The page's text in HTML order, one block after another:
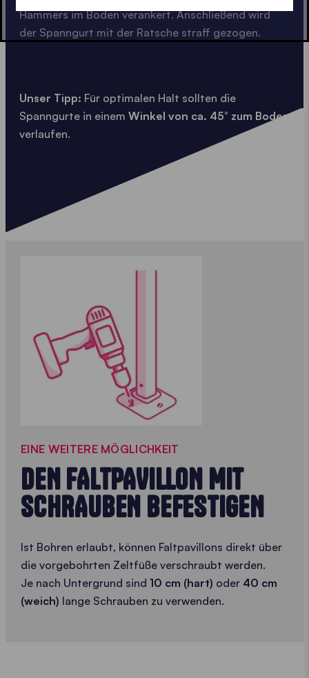
Hammers im Boden verankert. Anschließend wird
der Spanngurt mit der Ratsche straff gezogen.
Unser Tipp: Für optimalen Halt sollten die
Spanngurte in einem Winkel von ca. 45° zum Boden
verlaufen.
EINE WEITERE MÖGLICHKEIT
DEN FALTPAVILLON MIT
SCHRAUBEN BEFESTIGEN
Ist Bohren erlaubt, können Faltpavillons direkt über
die vorgebohrten Zeltfüße verschraubt werden.
Je nach Untergrund sind 10 cm (hart) oder 40 cm
(weich) lange Schrauben zu verwenden.